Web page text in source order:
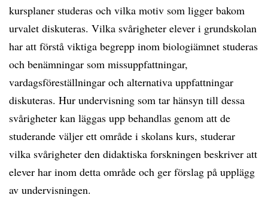
kursplaner studeras och vilka motiv som ligger bakom
urvalet diskuteras. Vilka svårigheter elever i grundskolan
har att förstå viktiga begrepp inom biologiämnet studeras
och benämningar som missuppfattningar,
vardagsföreställningar och alternativa uppfattningar
diskuteras. Hur undervisning som tar hänsyn till dessa
svårigheter kan läggas upp behandlas genom att de
studerande väljer ett område i skolans kurs, studerar
vilka svårigheter den didaktiska forskningen beskriver att
elever har inom detta område och ger förslag på upplägg
av undervisningen.